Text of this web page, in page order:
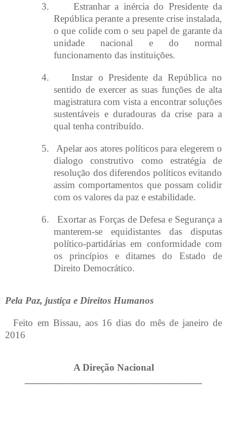
3.
Estranhar a inércia do Presidente da
República perante a presente crise instalada,
o que colide com o seu papel de garante da
unidade nacional e do normal
funcionamento das instituições.
4.
Instar o Presidente da República no
sentido de exercer as suas funções de alta
magistratura com vista a encontrar soluções
sustentáveis e duradouras da crise para a
qual tenha contribuído.
5.
Apelar aos atores políticos para elegerem o
dialogo construtivo como estratégia de
resolução dos diferendos políticos evitando
assim comportamentos que possam colidir
com os valores da paz e estabilidade.
6.
Exortar as Forças de Defesa e Segurança a
manterem-se equidistantes das disputas
político-partidárias em conformidade com
os princípios e ditames do Estado de
Direito Democrático.
Pela Paz, justiça e Direitos Humanos
Feito em Bissau, aos 16 dias do mês de janeiro de
2016
A Direção Nacional